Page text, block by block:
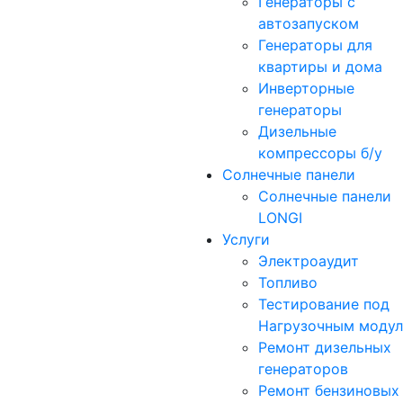
автозапуском
Генераторы для
квартиры и дома
Инверторные
генераторы
Дизельные
компрессоры б/у
Солнечные панели
Солнечные панели
LONGI
Услуги
Электроаудит
Топливо
Тестирование под
Нагрузочным
Ремонт дизельных
генераторов
Ремонт бензиновых